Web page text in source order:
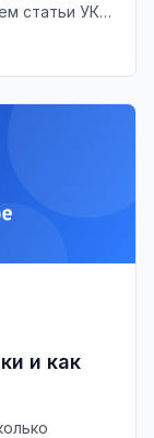
статьи УК и
и как